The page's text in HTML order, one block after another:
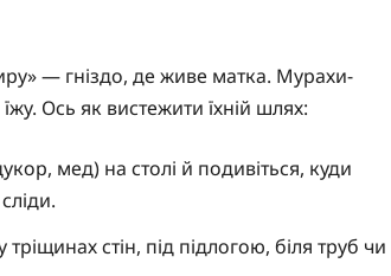
— гніздо, де живе матка. Мурахи-
Ось як вистежити їхній шлях:
мед) на столі й подивіться, куди
стін, під підлогою, біля труб чи